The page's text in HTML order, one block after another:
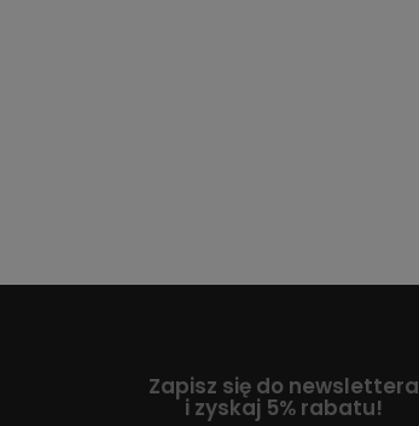
Zapisz się do newslettera
i zyskaj 5% rabatu!